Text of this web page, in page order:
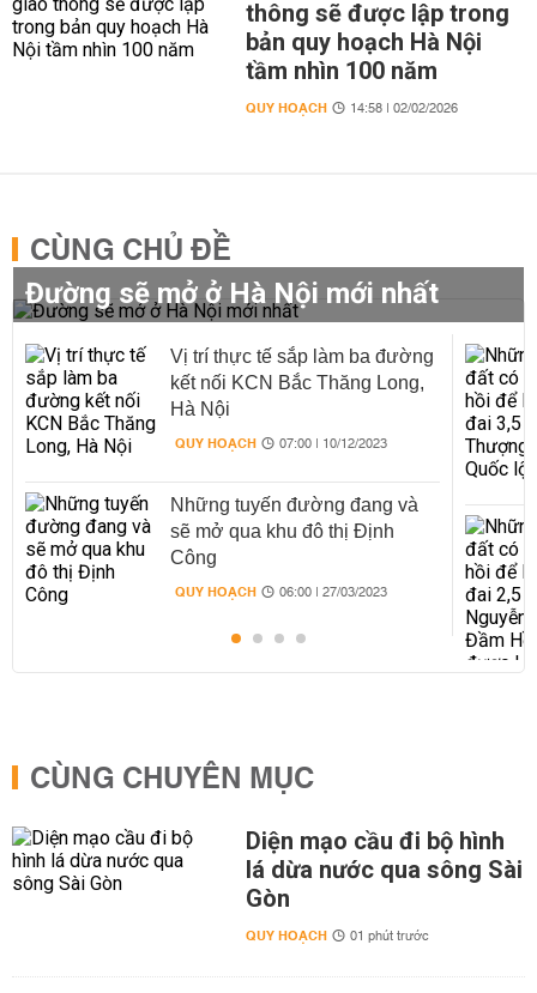
thông sẽ được lập trong
bản quy hoạch Hà Nội
tầm nhìn 100 năm
QUY HOẠCH 14:58 | 02/02/2026
CÙNG CHỦ ĐỀ
Đường sẽ mở ở Hà Nội mới nhất
Vị trí thực tế sắp làm ba đường
kết nối KCN Bắc Thăng Long,
Hà Nội
QUY HOẠCH 07:00 | 10/12/2023
Những tuyến đường đang và
sẽ mở qua khu đô thị Định
Công
QUY HOẠCH 06:00 | 27/03/2023
CÙNG CHUYÊN MỤC
Diện mạo cầu đi bộ hình
lá dừa nước qua sông Sài
Gòn
QUY HOẠCH 01 phút trước